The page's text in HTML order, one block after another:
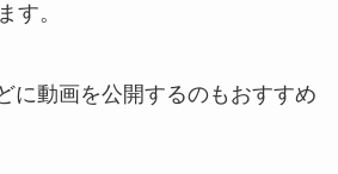
す。
に動画を公開するのもおすすめ